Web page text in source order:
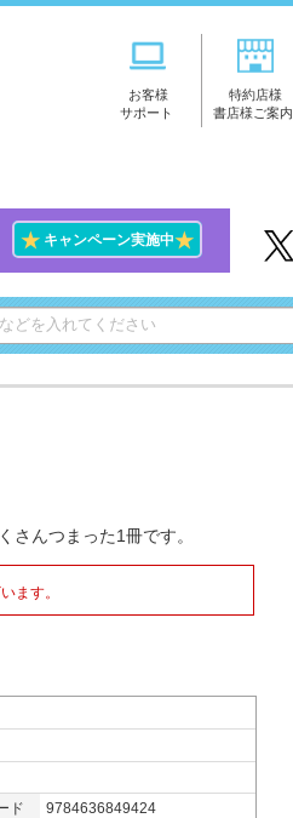
お客様
サポート
特約店様
書店様ご案内
★キャンペーン実施中★
さんつまった1冊です。
ます。
ド
9784636849424